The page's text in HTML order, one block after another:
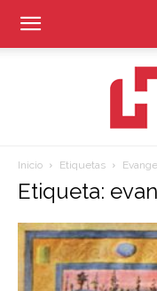
Inicio Etiquetas
Etiqueta: